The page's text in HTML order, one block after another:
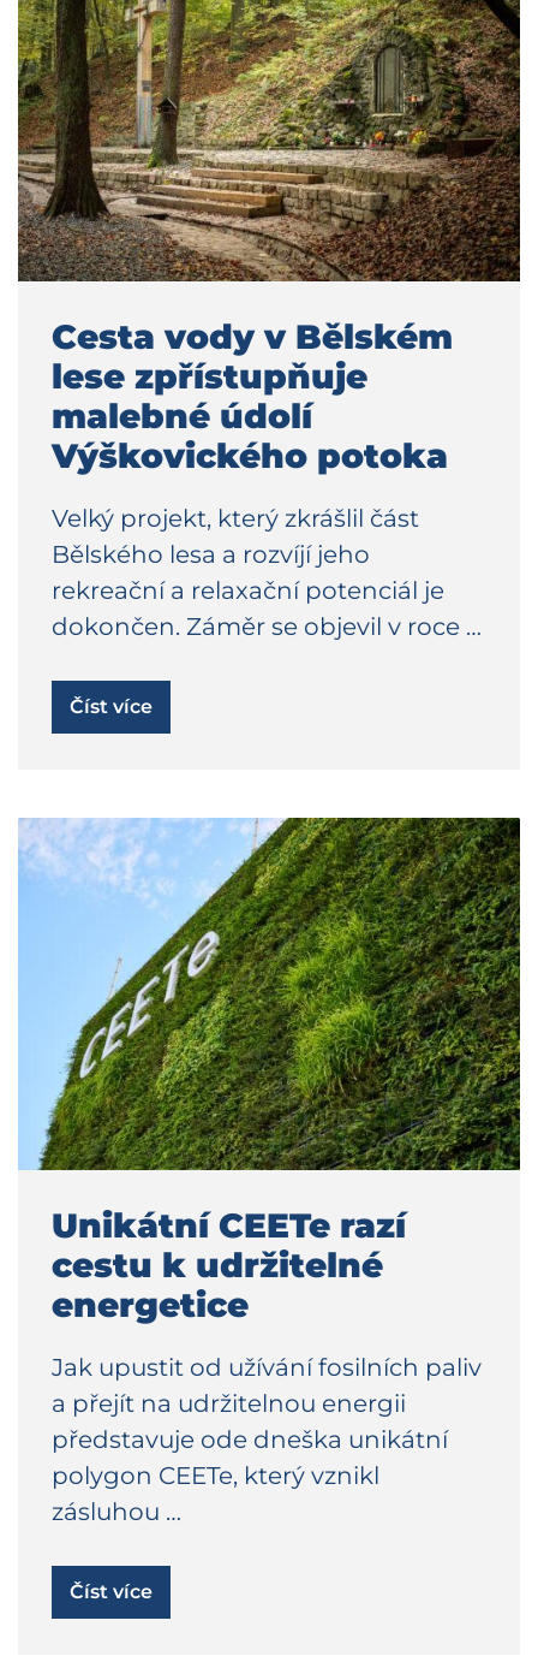
Cesta vody v Bělském
lese zpřístupňuje
malebné údolí
Výškovického potoka
Velký projekt, který zkrášlil část
Bělského lesa a rozvíjí jeho
rekreační a relaxační potenciál je
dokončen. Záměr se objevil v roce …
Číst více
Unikátní CEETe razí
cestu k udržitelné
energetice
Jak upustit od užívání fosilních paliv
a přejít na udržitelnou energii
představuje ode dneška unikátní
polygon CEETe, který vznikl
zásluhou …
Číst více